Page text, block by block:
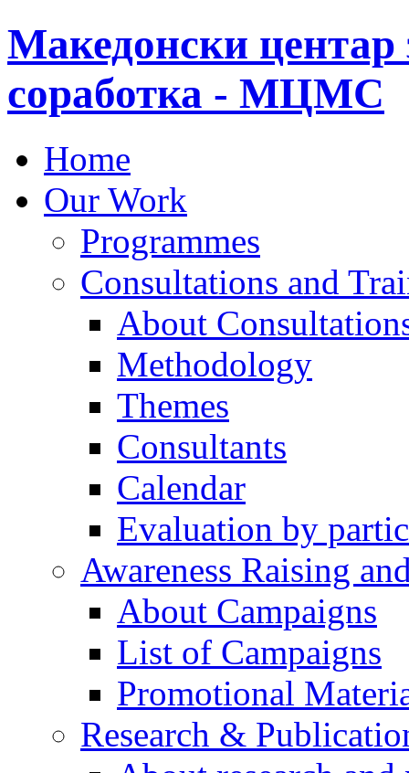
Македонски центар
соработка - МЦМС
Home
Our Work
Programmes
Consultations and
About
Methodology
Themes
Consultants
Calendar
Evaluation by
Awareness Raising
About Campaigns
List of Campaigns
Promotional
Research &